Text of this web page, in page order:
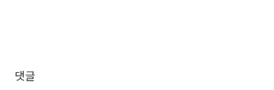
댓글